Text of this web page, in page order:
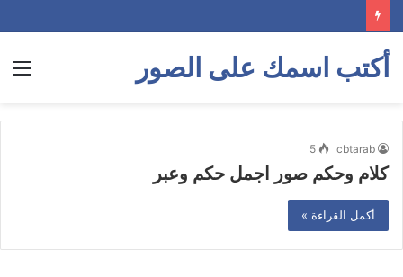
أكتب اسمك على الصور
cbtarab
5
كلام وحكم صور اجمل حكم وعبر
أكمل القراءة »